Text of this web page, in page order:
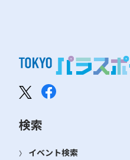
検索
イベント検索